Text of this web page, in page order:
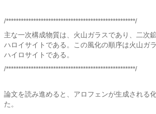
/****************************************************/
主な一次構成物質は、火山ガラスであり、二次
ハロイサイトである。この風化の順序は火山ガ
ハイロサイトである。
/****************************************************/
論文を読み進めると、アロフェンが生成される
た。